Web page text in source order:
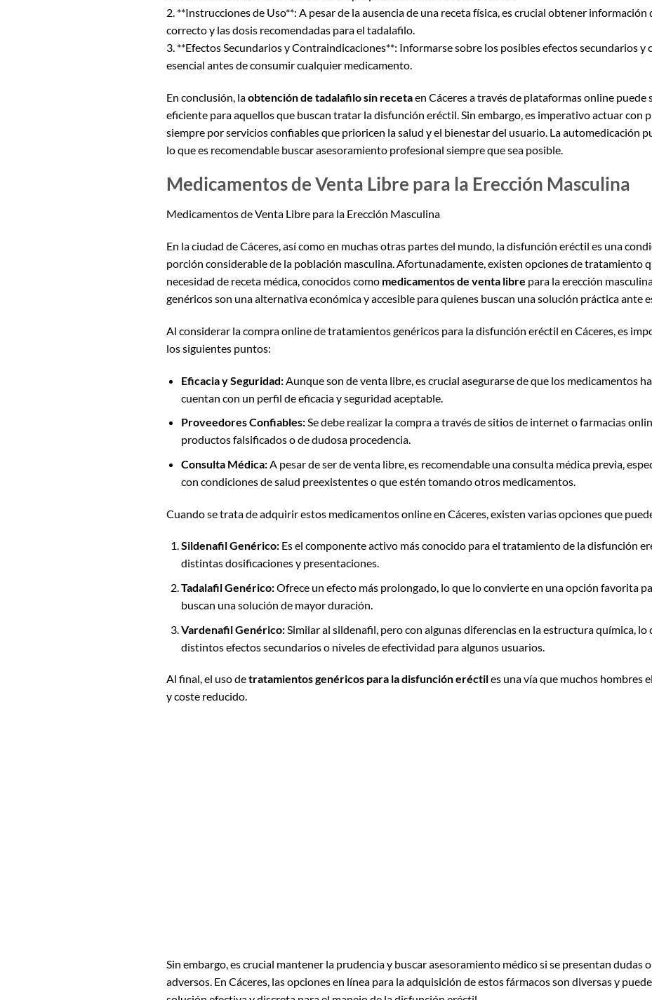
2. **Instrucciones de Uso**: A pesar de la ausencia de una receta física, es crucial obtener
correcto y las dosis recomendadas para el tadalafilo.
3. **Efectos Secundarios y Contraindicaciones**: Informarse sobre los posibles efectos secundarios y
esencial antes de consumir cualquier medicamento.
En conclusión, laobtención de tadalafilo sin recetaen Cáceres a través de plataformas online puede
eficiente para aquellos que buscan tratar la disfunción eréctil. Sin embargo, es imperativo actuar con
siempre por servicios confiables que prioricen la salud y el bienestar del usuario. La automedicación
lo que es recomendable buscar asesoramiento profesional siempre que sea posible.
Medicamentos de Venta Libre para la Erección Masculina
Medicamentos de Venta Libre para la Erección Masculina
En la ciudad de Cáceres, así como en muchas otras partes del mundo, la disfunción eréctil es una
porción considerable de la población masculina. Afortunadamente, existen opciones de tratamiento
necesidad de receta médica, conocidos como medicamentos de venta libre para la erección
genéricos son una alternativa económica y accesible para quienes buscan una solución práctica ante
Al considerar la compra online de tratamientos genéricos para la disfunción eréctil en Cáceres, es
los siguientes puntos:
Eficacia y Seguridad:Aunque son de venta libre, es crucial asegurarse de que los medicamentos
cuentan con un perfil de eficacia y seguridad aceptable.
Proveedores Confiables:Se debe realizar la compra a través de sitios de internet o farmacias
productos falsificados o de dudosa procedencia.
Consulta Médica:A pesar de ser de venta libre, es recomendable una consulta médica previa,
con condiciones de salud preexistentes o que estén tomando otros medicamentos.
Cuando se trata de adquirir estos medicamentos online en Cáceres, existen varias opciones que
Sildenafil Genérico:Es el componente activo más conocido para el tratamiento de la disfunción
distintas dosificaciones y presentaciones.
Tadalafil Genérico:Ofrece un efecto más prolongado, lo que lo convierte en una opción favorita
buscan una solución de mayor duración.
Vardenafil Genérico:Similar al sildenafil, pero con algunas diferencias en la estructura química, lo
distintos efectos secundarios o niveles de efectividad para algunos usuarios.
Al final, el uso detratamientos genéricos para la disfunción eréctiles una vía que muchos hombres
y coste reducido.
Sin embargo, es crucial mantener la prudencia y buscar asesoramiento médico si se presentan dudas
adversos. En Cáceres, las opciones en línea para la adquisición de estos fármacos son diversas y